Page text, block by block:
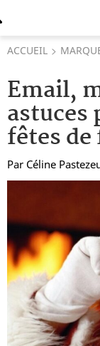
ACCUEIL
Email,
astuces
fêtes
Par Céline